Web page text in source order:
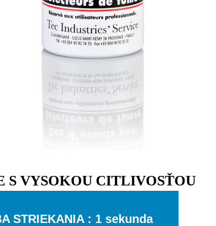
S VYSOKOU CITLIVOSŤOU
STRIEKANIA : 1 sekunda